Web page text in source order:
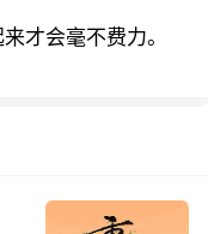
才会毫不费力。